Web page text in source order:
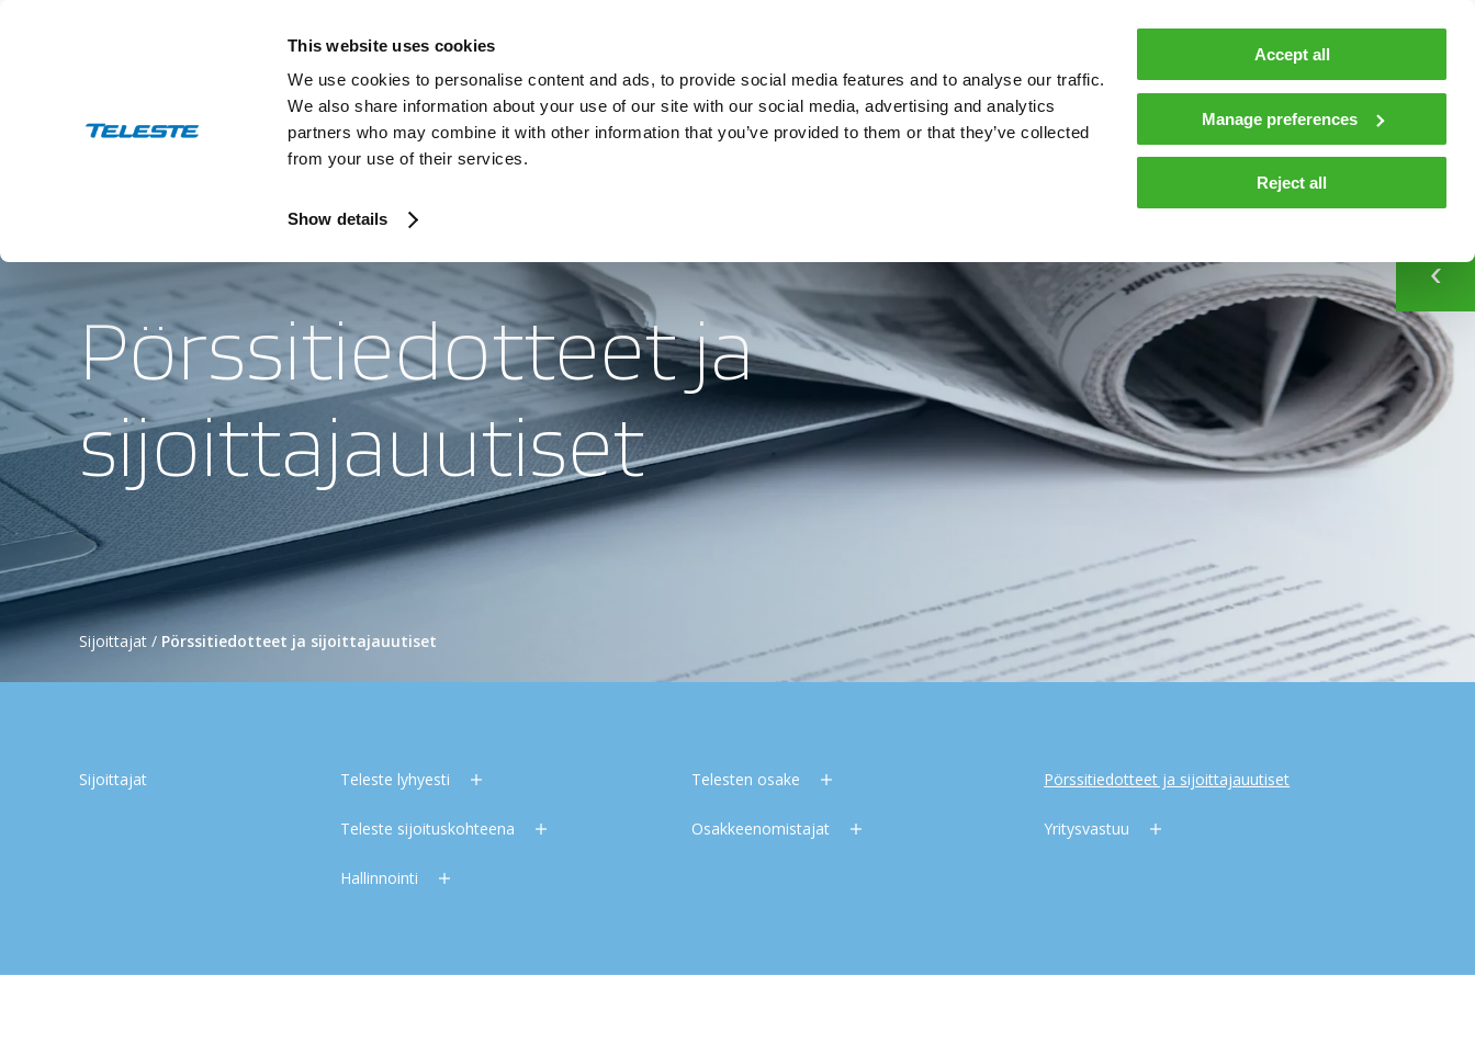
This website uses cookies
We use cookies to personalise content and ads, to provide social media features and to analyse our traffic.
We also share information about your use of our site with our social media, advertising and analytics
partners who may combine it with other information that you’ve provided to them or that they’ve collected
from your use of their services.
Show details
Accept all
Manage preferences
Reject all
In English
Pörssitiedotteet ja
sijoittajauutiset
Sijoittajat / Pörssitiedotteet ja sijoittajauutiset
Sijoittajat Teleste lyhyesti
Teleste sijoituskohteena
Hallinnointi
Telesten osake
Osakkeenomistajat
Pörssitiedotteet ja sijoittajauutiset
Yritysvastuu
CONTACT